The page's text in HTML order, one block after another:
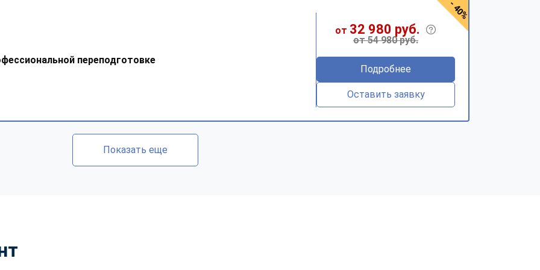
переподготовке
от 32 980 руб.
от 54 980 руб.
Подробнее
Оставить заявку
- 40%
Показать еще